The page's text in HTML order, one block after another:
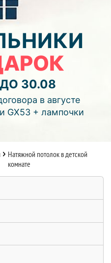
потолка
(смотреть видео)
30.08
в августе
GX53 + лампочки
Натяжной потолок в детской
комнате